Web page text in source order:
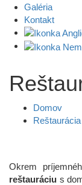
Galéria
Kontakt
Domov
Reštaurácia
Okrem
reštauráciu s